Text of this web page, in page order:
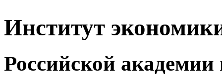
Институт
Российской академии